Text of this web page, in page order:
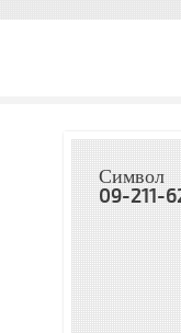
Символ
09-211-